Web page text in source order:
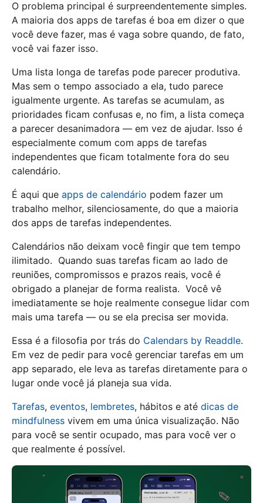
O problema principal é surpreendentemente simples.
A maioria dos apps de tarefas é boa em dizer o que
você deve fazer, mas é vaga sobre quando, de fato,
você vai fazer isso.
Uma lista longa de tarefas pode parecer produtiva.
Mas sem o tempo associado a ela, tudo parece
igualmente urgente. As tarefas se acumulam, as
prioridades ficam confusas e, no fim, a lista começa
a parecer desanimadora — em vez de ajudar. Isso é
especialmente comum com apps de tarefas
independentes que ficam totalmente fora do seu
calendário.
É aqui que apps de calendário podem fazer um
trabalho melhor, silenciosamente, do que a maioria
dos apps de tarefas independentes.
Calendários não deixam você fingir que tem tempo
ilimitado. Quando suas tarefas ficam ao lado de
reuniões, compromissos e prazos reais, você é
obrigado a planejar de forma realista. Você vê
imediatamente se hoje realmente consegue lidar com
mais uma tarefa — ou se ela precisa ser movida.
Essa é a filosofia por trás do Calendars by Readdle.
Em vez de pedir para você gerenciar tarefas em um
app separado, ele leva as tarefas diretamente para o
lugar onde você já planeja sua vida.
Tarefas, eventos, lembretes, hábitos e até dicas de
mindfulness vivem em uma única visualização. Não
para você se sentir ocupado, mas para você ver o
que realmente é possível.